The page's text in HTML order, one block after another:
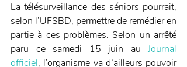
La télésurveillance des séniors pourrait,
selon l’UFSBD, permettre de remédier en
partie à ces problèmes. Selon un arrêté
paru ce samedi 15 juin au Journal
officiel, l’organisme va d’ailleurs pouvoir